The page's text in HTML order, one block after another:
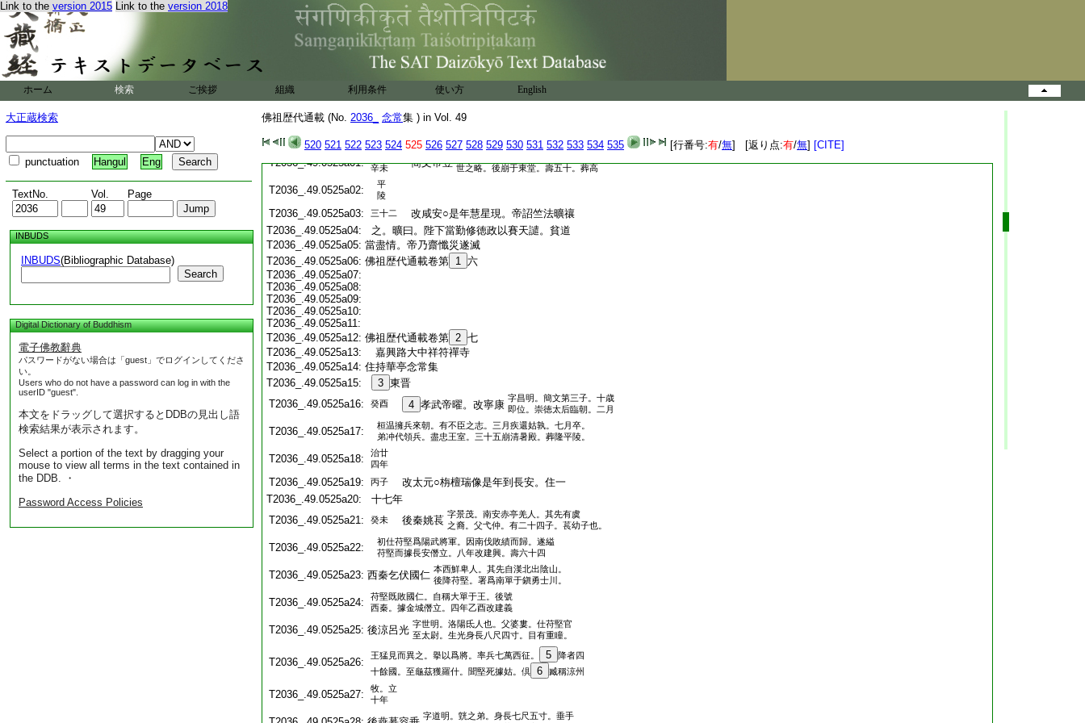
Link to the version 2015 Link to the version 2018
ホーム 検索 ご挨拶 組織 利用条件 使い方 English
大正蔵検索
punctuation Hangul Eng
TextNo. Vol. Page
INBUDS
INBUDS(Bibliographic Database)
Search
Digital Dictionary of Buddhism
電子佛教辭典
パスワードがない場合は「guest」でログインしてくださ
い。
Users who do not have a password can log in with the
userID "guest".
本文をドラッグして選択するとDDBの見出し語
検索結果が表示されます。
Select a portion of the text by dragging your
mouse to view all terms in the text contained in
the DDB. ・
Password Access Policies
佛祖歴代通載 (No. 2036_ 念常集 ) in Vol. 49
520 521 522 523 524 525 526 527 528 529 530 531 532 533 534 535 [行番号:有/無] [返り点:有/無] [CITE]
T2036_.49.0524c22:何甞不思玄度
T2036_.49.0524c23:
戊辰
○王珣與弟瑉捨宅爲寺。今虎丘是也
T2036_.49.0524c24:
庚午 ○符堅滅燕
三十 晋司馬桓軀。末年奉法。有尼造之。軀敬
T2036_.49.0524c26:而不倦。浴必移晷。訝而私覿。見尼揮刃自
T2036_.49.0524c27:割。截支分臠。有頃尼出。軀以情問。尼曰。君
T2036_.49.0524c28:志若遂形當如之。時軀方謀問鼎。聞此悵
T2036_.49.0524c29:
通録
T2036_.49.0525a01:
辛未
簡文帝昱 世之略。後崩于東堂。壽五十。葬高
T2036_.49.0525a02:
平
陵
T2036_.49.0525a03: 三十二
改咸安○是年慧星現。帝詔竺法曠禳
T2036_.49.0525a04:
之。曠曰。陛下當勤修徳政以賽天譴。貧道
T2036_.49.0525a05: 當盡情。帝乃齋懺災遂滅
T2036_.49.0525a06: 佛祖歴代通載卷第 1 六
T2036_.49.0525a07:
T2036_.49.0525a08:
T2036_.49.0525a09:
T2036_.49.0525a10:
T2036_.49.0525a11:
T2036_.49.0525a12: 佛祖歴代通載卷第 2 七
T2036_.49.0525a13:
嘉興路大中祥符禪寺
T2036_.49.0525a14: 住持華亭念常集
T2036_.49.0525a15:
3 東晋
T2036_.49.0525a16:
癸酉 4 孝武帝曜。改寧康
字昌明。簡文第三子。十歳
即位。崇徳太后臨朝。二月
T2036_.49.0525a17:
桓温擁兵來朝。有不臣之志。三月疾還姑孰。七月卒。
弟冲代領兵。盡忠王室。三十五崩清暑殿。葬隆平陵。
T2036_.49.0525a18:
治廿
四年
T2036_.49.0525a19: 丙子
改太元○栴檀瑞像是年到長安。住一
T2036_.49.0525a20:
十七年
T2036_.49.0525a21:
癸未 後秦姚萇 字景茂。南安赤亭羌人。其先有虞
之裔。父弋仲。有二十四子。萇幼子也。
T2036_.49.0525a22:
初仕苻堅爲陽武將軍。因南伐敗績而歸。遂縊
苻堅而據長安僭立。八年改建興。壽六十四
T2036_.49.0525a23: 西秦乞伏國仁 本西鮮卑人。其先自漢北出陰山。
後降苻堅。署爲南單于鎭勇士川。
T2036_.49.0525a24:
苻堅既敗國仁。自稱大單于王。後號
西秦。據金城僭立。四年乙酉改建義
T2036_.49.0525a25: 後涼呂光 字世明。洛陽氐人也。父婆婁。仕苻堅官
至太尉。生光身長八尺四寸。目有重瞳。
T2036_.49.0525a26:
王猛見而異之。擧以爲將。率兵七萬西征。 5
降者四
十餘國。至龜茲獲羅什。聞堅死據姑。倶
6 臧稱涼州
T2036_.49.0525a27:
牧。立
十年
字道明。皝之弟。身長七尺五寸。垂手